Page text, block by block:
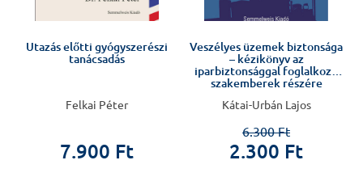
Utazás előtti gyógyszerészi
tanácsadás
Felkai Péter
7.900 Ft
Veszélyes üzemek biztonsága
– kézikönyv az
iparbiztonsággal foglalkozó
szakemberek részére
Kátai-Urbán Lajos
6.300 Ft
2.300 Ft